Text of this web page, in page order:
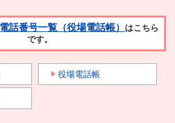
話番号一覧（役場電話帳） はこちら
です。
役場電話帳